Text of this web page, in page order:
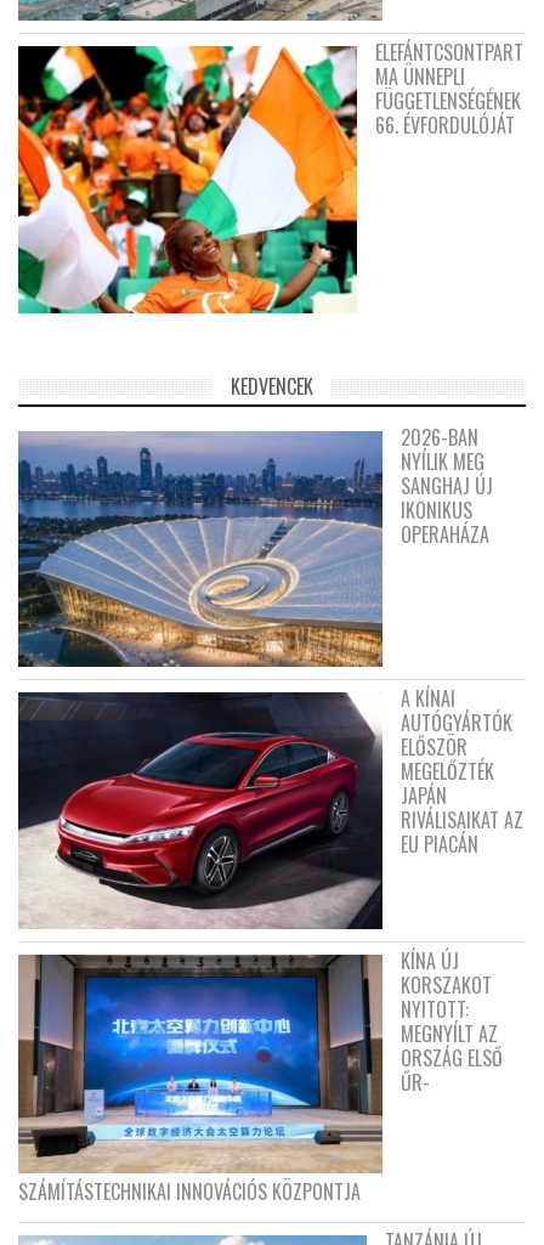
ELEFÁNTCSONTPART
MA ÜNNEPLI
FÜGGETLENSÉGÉNEK
66. ÉVFORDULÓJÁT
KEDVENCEK
2026-BAN
NYÍLIK MEG
SANGHAJ ÚJ
IKONIKUS
OPERAHÁZA
A KÍNAI
AUTÓGYÁRTÓK
ELŐSZÖR
MEGELŐZTÉK
JAPÁN
RIVÁLISAIKAT AZ
EU PIACÁN
KÍNA ÚJ
KORSZAKOT
NYITOTT:
MEGNYÍLT AZ
ORSZÁG ELSŐ
ŰR-
SZÁMÍTÁSTECHNIKAI INNOVÁCIÓS KÖZPONTJA